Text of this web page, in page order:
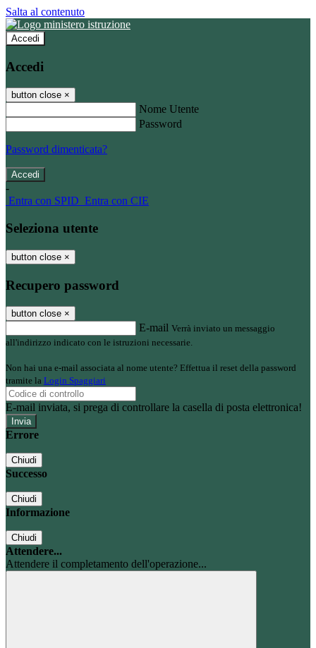
Salta al contenuto
Accedi
Accedi
button close ×
Nome Utente
Password
Password dimenticata?
-
Entra con SPID Entra con CIE
Seleziona utente
button close ×
Recupero password
button close ×
E-mail Verrà inviato un messaggio
all'indirizzo indicato con le istruzioni necessarie.
Non hai una e-mail associata al nome utente? Effettua il reset della password
tramite la Login Spaggiari
E-mail inviata, si prega di controllare la casella di posta elettronica!
Errore
Chiudi
Successo
Chiudi
Informazione
Chiudi
Attendere...
Attendere il completamento dell'operazione...